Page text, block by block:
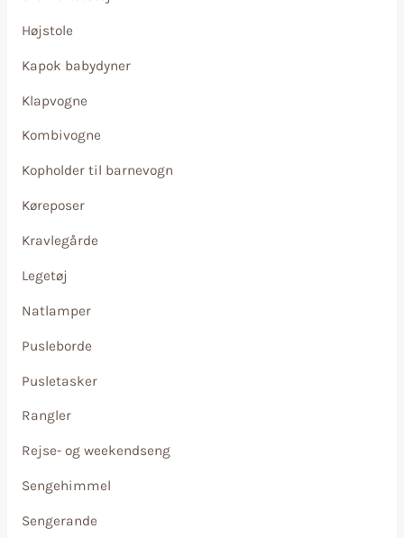
Højstole
Kapok babydyner
Klapvogne
Kombivogne
Kopholder til barnevogn
Køreposer
Kravlegårde
Legetøj
Natlamper
Pusleborde
Pusletasker
Rangler
Rejse- og weekendseng
Sengehimmel
Sengerande